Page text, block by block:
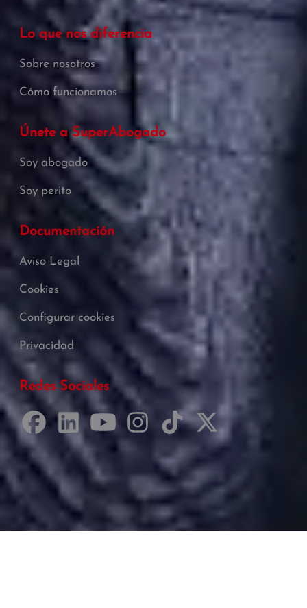
Lo que nos diferencia
Sobre nosotros
Cómo funcionamos
Únete a SuperAbogado
Soy abogado
Soy perito
Documentación
Aviso Legal
Cookies
Configurar cookies
Privacidad
Redes Sociales
Desarrollado por Just Quality